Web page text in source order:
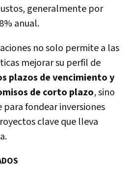
generalmente por
anual.
no solo permite a las
mejorar su perfil de
plazos de vencimiento y
de corto plazo, sino
para fondear inversiones
clave que lleva